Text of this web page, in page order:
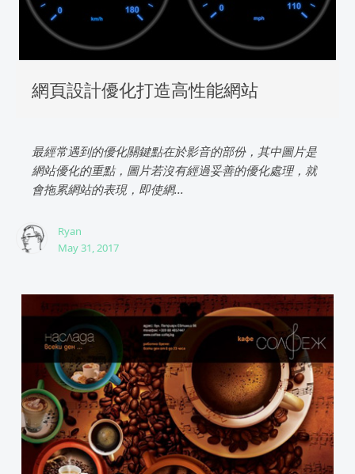
網頁設計優化打造高性能網站
最經常遇到的優化關鍵點在於影音的部份，其中圖片是
網站優化的重點，圖片若沒有經過妥善的優化處理，就
會拖累網站的表現，即使網...
Ryan
May 31, 2017